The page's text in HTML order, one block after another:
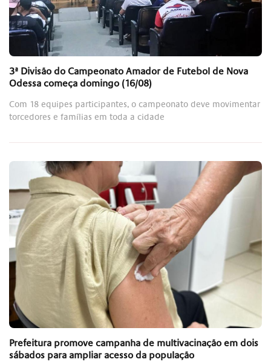
3ª Divisão do Campeonato Amador de Futebol de Nova
Odessa começa domingo (16/08)
Com 18 equipes participantes, o campeonato deve movimentar
torcedores e famílias em toda a cidade
Prefeitura promove campanha de multivacinação em dois
sábados para ampliar acesso da população